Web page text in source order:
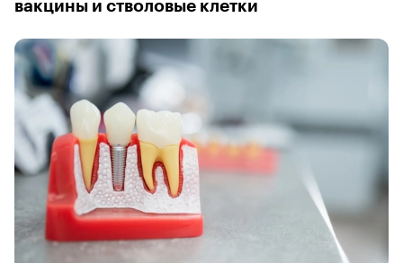
вакцины и стволовые клетки